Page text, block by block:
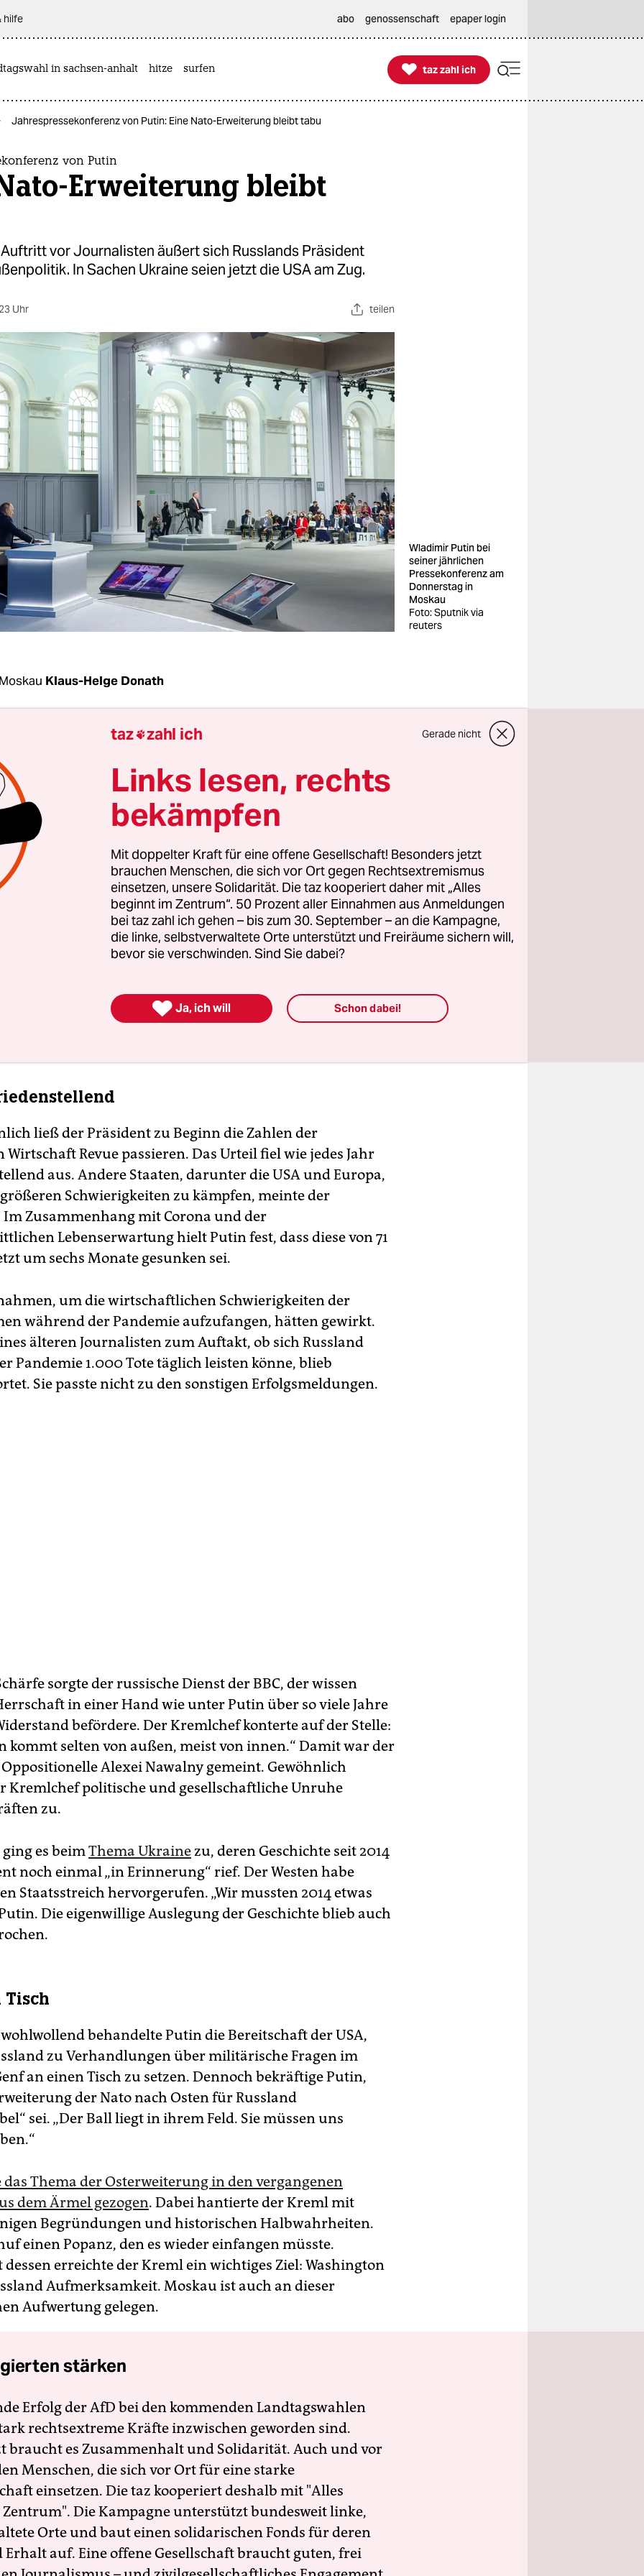
hilfe abo genossenschaft epaper login
in sachsen-anhalt hitze surfen 
taz zahl ich
taz zahl ich
Jahrespressekonferenz von Putin: Eine Nato-Erweiterung bleibt tabu
von Putin
Erweiterung bleibt
vor Journalisten äußert sich Russlands Präsident
In Sachen Ukraine seien jetzt die USA am Zug.
Uhr teilen
Wladimir Putin bei
seiner jährlichen
Pressekonferenz am
Donnerstag in
Moskau
Foto: Sputnik via
reuters
Klaus-Helge Donath
Große Jahrespressekonferenz, die Präsident Wladimir
seit Amtsantritt 2000 in Moskau abhielt. Der
die Zusammenkunft der Journalisten in die Manege
unweit des Kremls. Coronavorkehrungen
diktiert.
Vorjahren um die 1.000 Korrespondenten aus dem In-
akkreditiert, schrumpfte die Zahl in diesem Jahr auf die
Sitzverhältnisse gestatteten nicht mehr
wieder leibhaftig teil. Beobachter betonten trotz einer Reihe
Schwierigkeiten, dass der vornehmliche
ließ der Präsident zu Beginn die Zahlen der
Wirtschaft Revue passieren. Das Urteil fiel wie jedes Jahr
aus. Andere Staaten, darunter die USA und Europa,
Schwierigkeiten zu kämpfen, meinte der
Zusammenhang mit Corona und der
Lebenserwartung hielt Putin fest, dass diese von 71
um sechs Monate gesunken sei.
um die wirtschaftlichen Schwierigkeiten der
während der Pandemie aufzufangen, hätten gewirkt.
älteren Journalisten zum Auftakt, ob sich Russland
Pandemie 1.000 Tote täglich leisten könne, blieb
Sie passte nicht zu den sonstigen Erfolgsmeldungen.
sorgte der russische Dienst der BBC, der wissen
in einer Hand wie unter Putin über so viele Jahre
befördere. Der Kremlchef konterte auf der Stelle:
kommt selten von außen, meist von innen.“ Damit war der
Alexei Nawalny gemeint. Gewöhnlich
Kremlchef politische und gesellschaftliche Unruhe
zu.
es beimThema Ukraine zu, deren Geschichte seit 2014
noch einmal „in Erinnerung“ rief. Der Westen habe
Staatsstreich hervorgerufen. „Wir mussten 2014 etwas
Die eigenwillige Auslegung der Geschichte blieb auch
Tisch
behandelte Putin die Bereitschaft der USA,
zu Verhandlungen über militärische Fragen im
an einen Tisch zu setzen. Dennoch bekräftige Putin,
der Nato nach Osten für Russland
sei. „Der Ball liegt in ihrem Feld. Sie müssen uns
Thema der Osterweiterung in den vergangenen
dem Ärmel gezogen. Dabei hantierte der Kreml mit
Begründungen und historischen Halbwahrheiten.
einen Popanz, den es wieder einfangen müsste.
dessen erreichte der Kreml ein wichtiges Ziel: Washington
Aufmerksamkeit. Moskau ist auch an dieser
Aufwertung gelegen.
stärken
Erfolg der AfD bei den kommenden Landtagswahlen
rechtsextreme Kräfte inzwischen geworden sind.
braucht es Zusammenhalt und Solidarität. Auch und vor
Menschen, die sich vor Ort für eine starke
einsetzen. Die taz kooperiert deshalb mit "Alles
Die Kampagne unterstützt bundesweit linke,
Orte und baut einen solidarischen Fonds für deren
Erhalt auf. Eine offene Gesellschaft braucht guten, frei
taz zahl ich Gerade nicht
Links lesen, rechts
bekämpfen
Mit doppelter Kraft für eine offene Gesellschaft! Besonders jetzt
brauchen Menschen, die sich vor Ort gegen Rechtsextremismus
einsetzen, unsere Solidarität. Die taz kooperiert daher mit „Alles
beginnt im Zentrum“. 50 Prozent aller Einnahmen aus Anmeldungen
bei taz zahl ich gehen – bis zum 30. September – an die Kampagne,
die linke, selbstverwaltete Orte unterstützt und Freiräume sichern will,
bevor sie verschwinden. Sind Sie dabei?
 Ja, ich will Schon dabei!